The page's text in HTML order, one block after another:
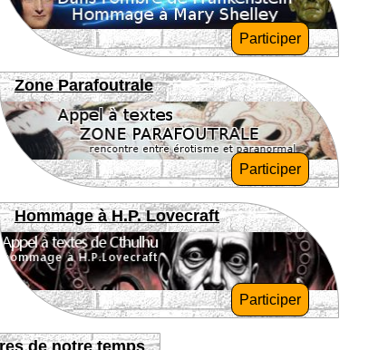
Participer
Zone Parafoutrale
Participer
Hommage à H.P. Lovecraft
Participer
de notre temps